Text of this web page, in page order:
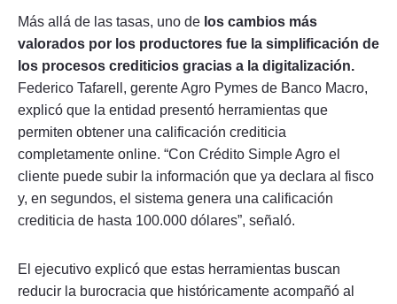
Más allá de las tasas, uno de los cambios más
valorados por los productores fue la simplificación de
los procesos crediticios gracias a la digitalización.
Federico Tafarell, gerente Agro Pymes de Banco Macro,
explicó que la entidad presentó herramientas que
permiten obtener una calificación crediticia
completamente online. “Con Crédito Simple Agro el
cliente puede subir la información que ya declara al fisco
y, en segundos, el sistema genera una calificación
crediticia de hasta 100.000 dólares”, señaló.
El ejecutivo explicó que estas herramientas buscan
reducir la burocracia que históricamente acompañó al